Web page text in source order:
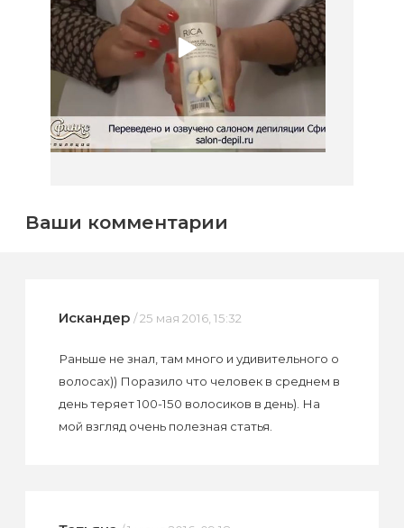
Ваши комментарии
Искандер / 25 мая 2016, 15:32
Раньше не знал, там много и удивительного о
волосах)) Поразило что человек в среднем в
день теряет 100-150 волосиков в день). На
мой взгляд очень полезная статья.